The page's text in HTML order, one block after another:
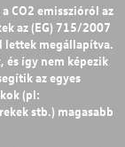
a CO2 emisszióról az
az (EG) 715/2007
lettek megállapítva.
és így nem képezik
az egyes
(pl:
stb.) magasabb